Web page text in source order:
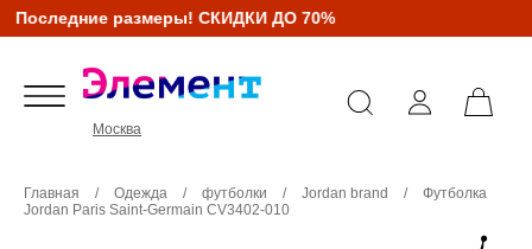
Последние размеры! СКИДКИ ДО 70%
Москва
Главная / Одежда / футболки / Jordan brand /
Футболка
Jordan Paris Saint-Germain CV3402-010